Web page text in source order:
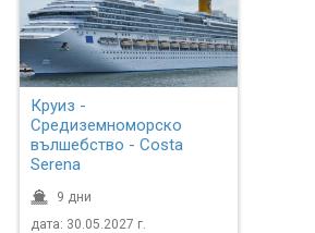
Круиз -
Средиземноморско
вълшебство - Costa
Serena
9 дни
дата: 30.05.2027 г.